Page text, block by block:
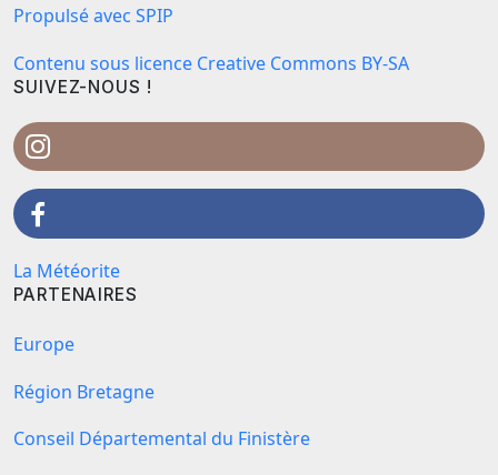
Propulsé avec SPIP
Contenu sous licence Creative Commons BY-SA
SUIVEZ-NOUS !
La Météorite
PARTENAIRES
Europe
Région Bretagne
Conseil Départemental du Finistère